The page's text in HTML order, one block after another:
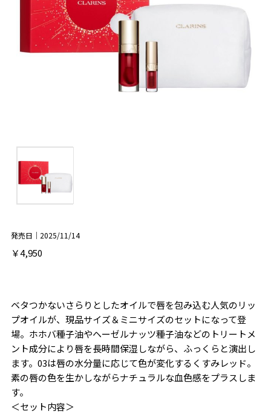
発売日｜2025/11/14
￥4,950
ベタつかないさらりとしたオイルで唇を包み込む人気のリッ
プオイルが、現品サイズ＆ミニサイズのセットになって登
場。ホホバ種子油やヘーゼルナッツ種子油などのトリートメ
ント成分により唇を長時間保湿しながら、ふっくらと演出し
ます。03は唇の水分量に応じて色が変化するくすみレッド。
素の唇の色を生かしながらナチュラルな血色感をプラスしま
す。
＜セット内容＞